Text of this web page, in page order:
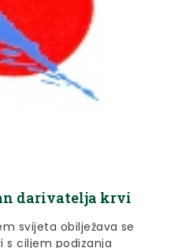
darivatelja krvi
svijeta obilježava se
s ciljem podizanja